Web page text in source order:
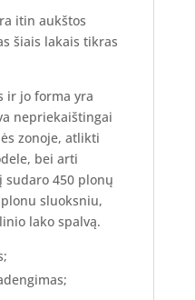
itin aukštos
šiais lakais tikras
ir jo forma yra
nepriekaištingai
zonoje, atlikti
bei arti
sudaro 450 plonų
sluoksniu,
lako spalvą.